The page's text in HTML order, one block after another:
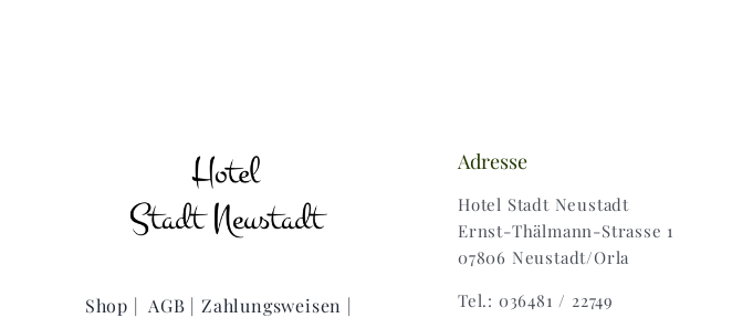
Shop | AGB | Zahlungsweisen |
Adresse
Hotel Stadt Neustadt
Ernst-Thälmann-Strasse 1
07806 Neustadt/Orla
Tel.: 036481 / 22749